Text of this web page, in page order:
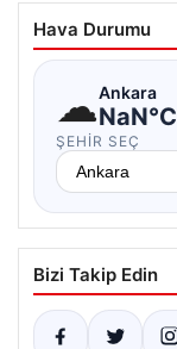
Hava Durumu
☁Ankara
NaN°C
ŞEHIR SEÇ
Bizi Takip Edin